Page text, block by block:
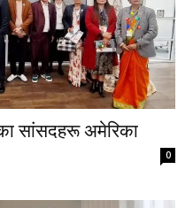
सांसदहरू अमेरिका
0